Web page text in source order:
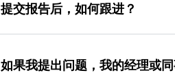
提交报告后，如何跟进？
如果我提出问题，我的经理或